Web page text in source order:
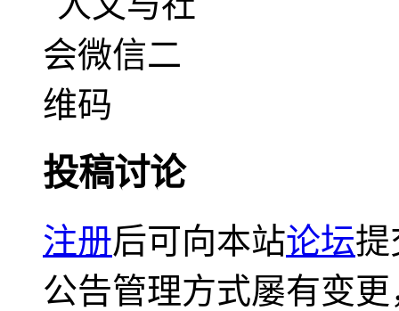
投稿讨论
注册后可向本站论坛提
公告管理方式屡有变